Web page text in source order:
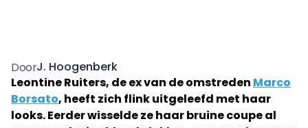
DoorJ. Hoogenberk
Leontine Ruiters, de ex van de omstreden Marco
Borsato, heeft zich flink uitgeleefd met haar
looks. Eerder wisselde ze haar bruine coupe al